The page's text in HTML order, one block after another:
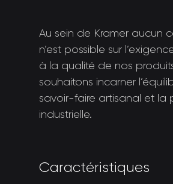
Au sein de Kramer aucun
n’est possible sur
à la qualité de nos
souhaitons incarner
savoir-faire artisanal et la
industrielle.
Caractéristiques